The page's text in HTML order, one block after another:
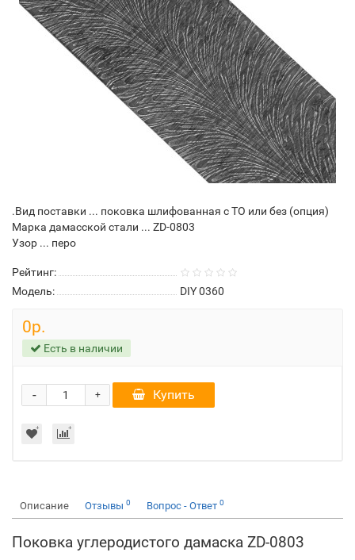
.Вид поставки ... поковка шлифованная с ТО или без (опция)
Марка дамасской стали ... ZD-0803
Узор ... перо
Рейтинг:
Модель:
DIY 0360
0р.
Есть в наличии
+
- Купить
Описание Отзывы 0 Вопрос - Ответ 0
Поковка углеродистого дамаска ZD-0803